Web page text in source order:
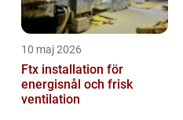
10 maj 2026
Ftx installation för
energisnål och frisk
ventilation